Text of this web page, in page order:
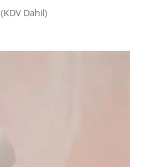
(KDV Dahil)